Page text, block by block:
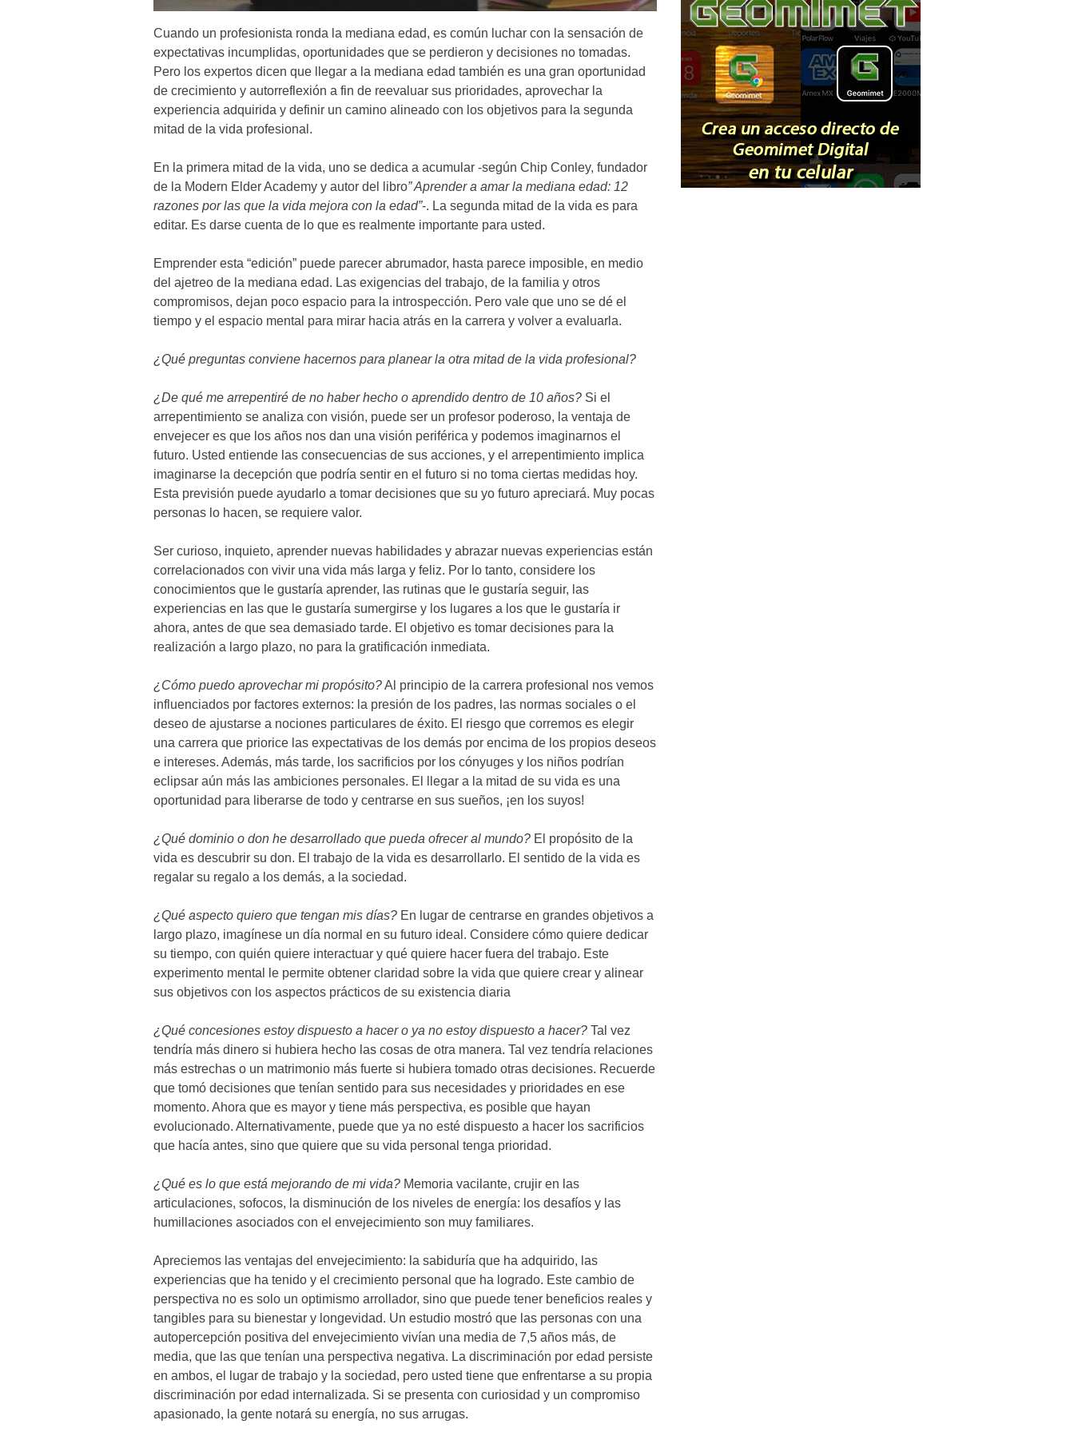
Cuando un profesionista ronda la mediana edad, es común luchar con la sensación de
expectativas incumplidas, oportunidades que se perdieron y decisiones no tomadas.
Pero los expertos dicen que llegar a la mediana edad también es una gran oportunidad
de crecimiento y autorreflexión a fin de reevaluar sus prioridades, aprovechar la
experiencia adquirida y definir un camino alineado con los objetivos para la segunda
mitad de la vida profesional.
En la primera mitad de la vida, uno se dedica a acumular -según Chip Conley, fundador
de la Modern Elder Academy y autor del libro” Aprender a amar la mediana edad: 12
razones por las que la vida mejora con la edad”-. La segunda mitad de la vida es para
editar. Es darse cuenta de lo que es realmente importante para usted.
Emprender esta “edición” puede parecer abrumador, hasta parece imposible, en medio
del ajetreo de la mediana edad. Las exigencias del trabajo, de la familia y otros
compromisos, dejan poco espacio para la introspección. Pero vale que uno se dé el
tiempo y el espacio mental para mirar hacia atrás en la carrera y volver a evaluarla.
¿Qué preguntas conviene hacernos para planear la otra mitad de la vida profesional?
¿De qué me arrepentiré de no haber hecho o aprendido dentro de 10 años? Si el
arrepentimiento se analiza con visión, puede ser un profesor poderoso, la ventaja de
envejecer es que los años nos dan una visión periférica y podemos imaginarnos el
futuro. Usted entiende las consecuencias de sus acciones, y el arrepentimiento implica
imaginarse la decepción que podría sentir en el futuro si no toma ciertas medidas hoy.
Esta previsión puede ayudarlo a tomar decisiones que su yo futuro apreciará. Muy pocas
personas lo hacen, se requiere valor.
Ser curioso, inquieto, aprender nuevas habilidades y abrazar nuevas experiencias están
correlacionados con vivir una vida más larga y feliz. Por lo tanto, considere los
conocimientos que le gustaría aprender, las rutinas que le gustaría seguir, las
experiencias en las que le gustaría sumergirse y los lugares a los que le gustaría ir
ahora, antes de que sea demasiado tarde. El objetivo es tomar decisiones para la
realización a largo plazo, no para la gratificación inmediata.
¿Cómo puedo aprovechar mi propósito?Al principio de la carrera profesional nos vemos
influenciados por factores externos: la presión de los padres, las normas sociales o el
deseo de ajustarse a nociones particulares de éxito. El riesgo que corremos es elegir
una carrera que priorice las expectativas de los demás por encima de los propios deseos
e intereses. Además, más tarde, los sacrificios por los cónyuges y los niños podrían
eclipsar aún más las ambiciones personales. El llegar a la mitad de su vida es una
oportunidad para liberarse de todo y centrarse en sus sueños, ¡en los suyos!
¿Qué dominio o don he desarrollado que pueda ofrecer al mundo? El propósito de la
vida es descubrir su don. El trabajo de la vida es desarrollarlo. El sentido de la vida es
regalar su regalo a los demás, a la sociedad.
¿Qué aspecto quiero que tengan mis días? En lugar de centrarse en grandes objetivos a
largo plazo, imagínese un día normal en su futuro ideal. Considere cómo quiere dedicar
su tiempo, con quién quiere interactuar y qué quiere hacer fuera del trabajo. Este
experimento mental le permite obtener claridad sobre la vida que quiere crear y alinear
sus objetivos con los aspectos prácticos de su existencia diaria
¿Qué concesiones estoy dispuesto a hacer o ya no estoy dispuesto a hacer? Tal vez
tendría más dinero si hubiera hecho las cosas de otra manera. Tal vez tendría relaciones
más estrechas o un matrimonio más fuerte si hubiera tomado otras decisiones. Recuerde
que tomó decisiones que tenían sentido para sus necesidades y prioridades en ese
momento. Ahora que es mayor y tiene más perspectiva, es posible que hayan
evolucionado. Alternativamente, puede que ya no esté dispuesto a hacer los sacrificios
que hacía antes, sino que quiere que su vida personal tenga prioridad.
¿Qué es lo que está mejorando de mi vida? Memoria vacilante, crujir en las
articulaciones, sofocos, la disminución de los niveles de energía: los desafíos y las
humillaciones asociados con el envejecimiento son muy familiares.
Apreciemos las ventajas del envejecimiento: la sabiduría que ha adquirido, las
experiencias que ha tenido y el crecimiento personal que ha logrado. Este cambio de
perspectiva no es solo un optimismo arrollador, sino que puede tener beneficios reales y
tangibles para su bienestar y longevidad. Un estudio mostró que las personas con una
autopercepción positiva del envejecimiento vivían una media de 7,5 años más, de
media, que las que tenían una perspectiva negativa. La discriminación por edad persiste
en ambos, el lugar de trabajo y la sociedad, pero usted tiene que enfrentarse a su propia
discriminación por edad internalizada. Si se presenta con curiosidad y un compromiso
apasionado, la gente notará su energía, no sus arrugas.